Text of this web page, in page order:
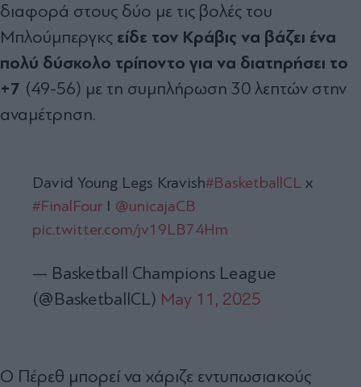
διαφορά στους δύο με τις βολές του
Μπλούμπεργκς είδε τον Κράβις να βάζει ένα
πολύ δύσκολο τρίποντο για να διατηρήσει το
+7 (49-56) με τη συμπλήρωση 30 λεπτών στην
αναμέτρηση.
David Young Legs Kravish#BasketballCL x
#FinalFour I @unicajaCB
pic.twitter.com/jv19LB74Hm
— Basketball Champions League
(@BasketballCL) May 11, 2025
O Πέρεθ μπορεί να χάριζε εντυπωσιακούς